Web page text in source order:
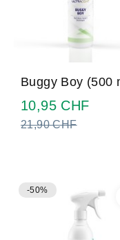
Buggy Boy (500
10,95 CHF
21,90 CHF
-50%